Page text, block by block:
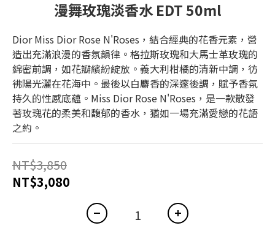
必懂5觀念
漫舞玫瑰淡香水 EDT 50ml
Dior Miss Dior Rose N'Roses，結合經典的花香元素，營
造出充滿浪漫的香氛韻律。格拉斯玫瑰和大馬士革玫瑰的
綿密前調，如花瓣繽紛綻放。義大利柑橘的清新中調，彷
彿陽光灑在花海中。最後以白麝香的深邃後調，賦予香氛
持久的性感底蘊。Miss Dior Rose N'Roses，是一款散發
著玫瑰花的柔美和馥郁的香水，猶如一場充滿愛戀的花語
之約。
NT$3,850
NT$3,080